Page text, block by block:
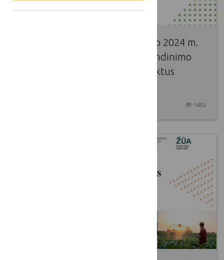
Stebėsenos komitetas patvirtino 2024 m.
Kaimo plėtros programos įgyvendinimo
metinę ataskaitą bei aptarė atliktus
1652